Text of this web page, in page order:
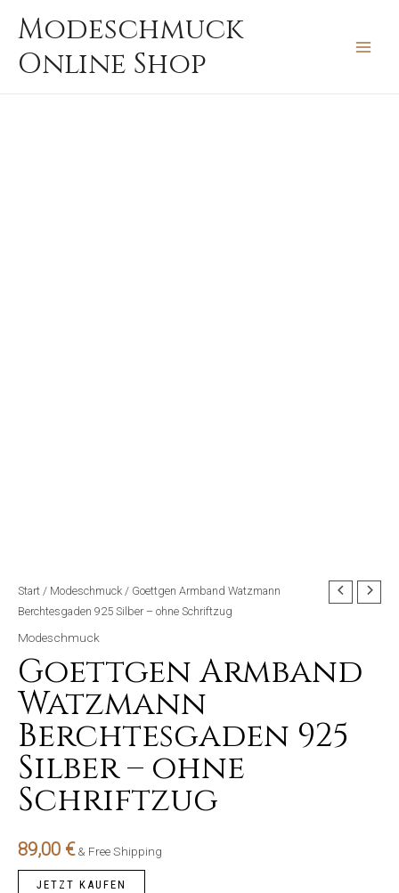
Inhalt
springen
Modeschmuck
Online Shop
Start / Modeschmuck / Goettgen Armband Watzmann
Berchtesgaden 925 Silber – ohne Schriftzug
Modeschmuck
Goettgen Armband
Watzmann
Berchtesgaden 925
Silber – ohne
Schriftzug
89,00 € & Free Shipping
JETZT KAUFEN